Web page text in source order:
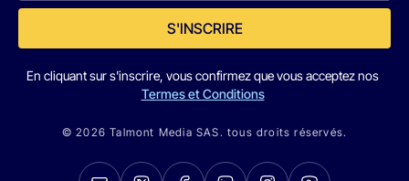
S'INSCRIRE
En cliquant sur s'inscrire, vous confirmez que vous acceptez nos
Termes et Conditions
© 2026 Talmont Media SAS. tous droits réservés.